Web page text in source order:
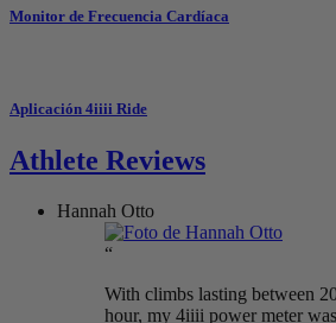
Monitor de Frecuencia Cardíaca
Aplicación 4iiii Ride
Athlete Reviews
Hannah Otto
“
With climbs lasting between
hour, my 4iiii power meter